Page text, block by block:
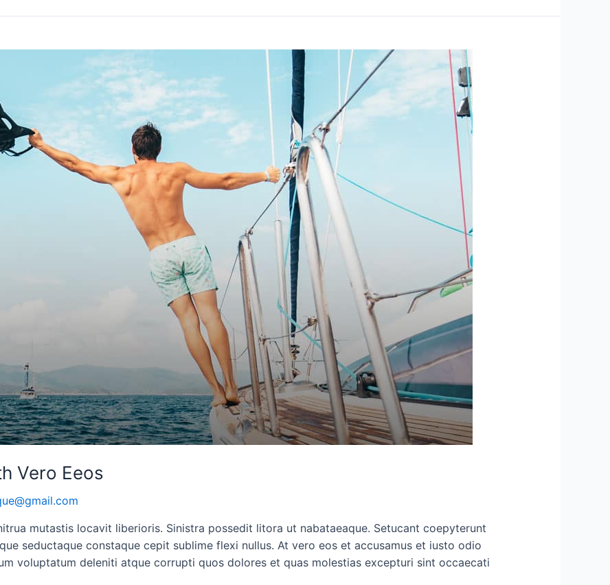
Vero Eeos
mutastis locavit liberioris. Sinistra possedit litora ut nabataeaque. Setucant coepyterunt
seductaque constaque cepit sublime flexi nullus. At vero eos et accusamus et iusto odio
voluptatum deleniti atque corrupti quos dolores et quas molestias excepturi sint occaecati